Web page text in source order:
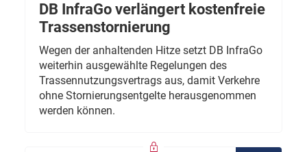
DB InfraGo verlängert kostenfreie
Trassenstornierung
Wegen der anhaltenden Hitze setzt DB InfraGo
weiterhin ausgewählte Regelungen des
Trassennutzungsvertrags aus, damit Verkehre
ohne Stornierungsentgelte herausgenommen
werden können.